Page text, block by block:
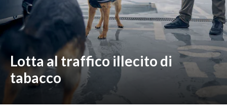
Lotta al traffico illecito di
tabacco